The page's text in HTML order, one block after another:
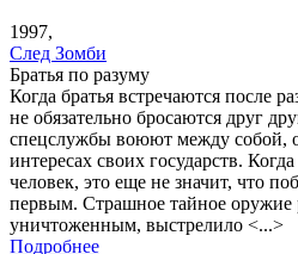
1997,
След Зомби
Братья по разуму
Когда братья встречаются после
не обязательно бросаются друг
спецслужбы воюют между собой,
интересах своих государств.
человек, это еще не значит, что
первым. Страшное тайное оружие
уничтоженным, выстрелило <...>
Подробнее